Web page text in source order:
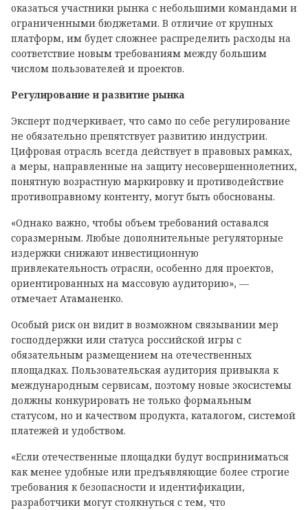
оказаться участники рынка с небольшими командами и
ограниченными бюджетами. В отличие от крупных
платформ, им будет сложнее распределить расходы на
соответствие новым требованиям между большим
числом пользователей и проектов.
Регулирование и развитие рынка
Эксперт подчеркивает, что само по себе регулирование
не обязательно препятствует развитию индустрии.
Цифровая отрасль всегда действует в правовых рамках,
а меры, направленные на защиту несовершеннолетних,
понятную возрастную маркировку и противодействие
противоправному контенту, могут быть обоснованы.
«Однако важно, чтобы объем требований оставался
соразмерным. Любые дополнительные регуляторные
издержки снижают инвестиционную
привлекательность отрасли, особенно для проектов,
ориентированных на массовую аудиторию», —
отмечает Атаманенко.
Особый риск он видит в возможном связывании мер
господдержки или статуса российской игры с
обязательным размещением на отечественных
площадках. Пользовательская аудитория привыкла к
международным сервисам, поэтому новые экосистемы
должны конкурировать не только формальным
статусом, но и качеством продукта, каталогом, системой
платежей и удобством.
«Если отечественные площадки будут восприниматься
как менее удобные или предъявляющие более строгие
требования к безопасности и идентификации,
разработчики могут столкнуться с тем, что